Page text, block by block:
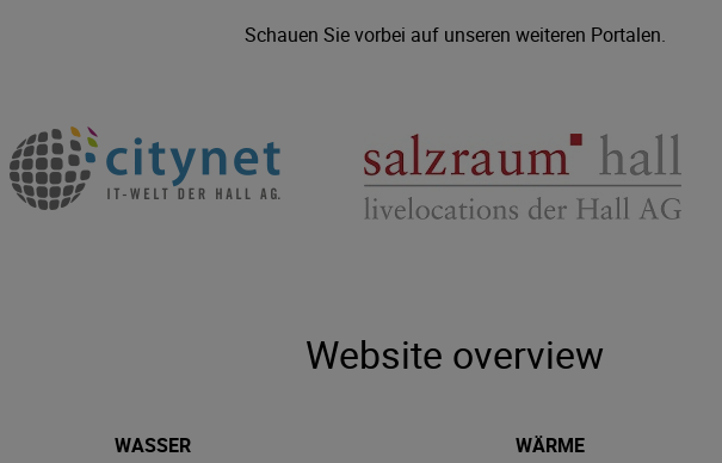
Schauen Sie vorbei auf unseren weiteren Portalen.
Website overview
WASSER
WÄRME